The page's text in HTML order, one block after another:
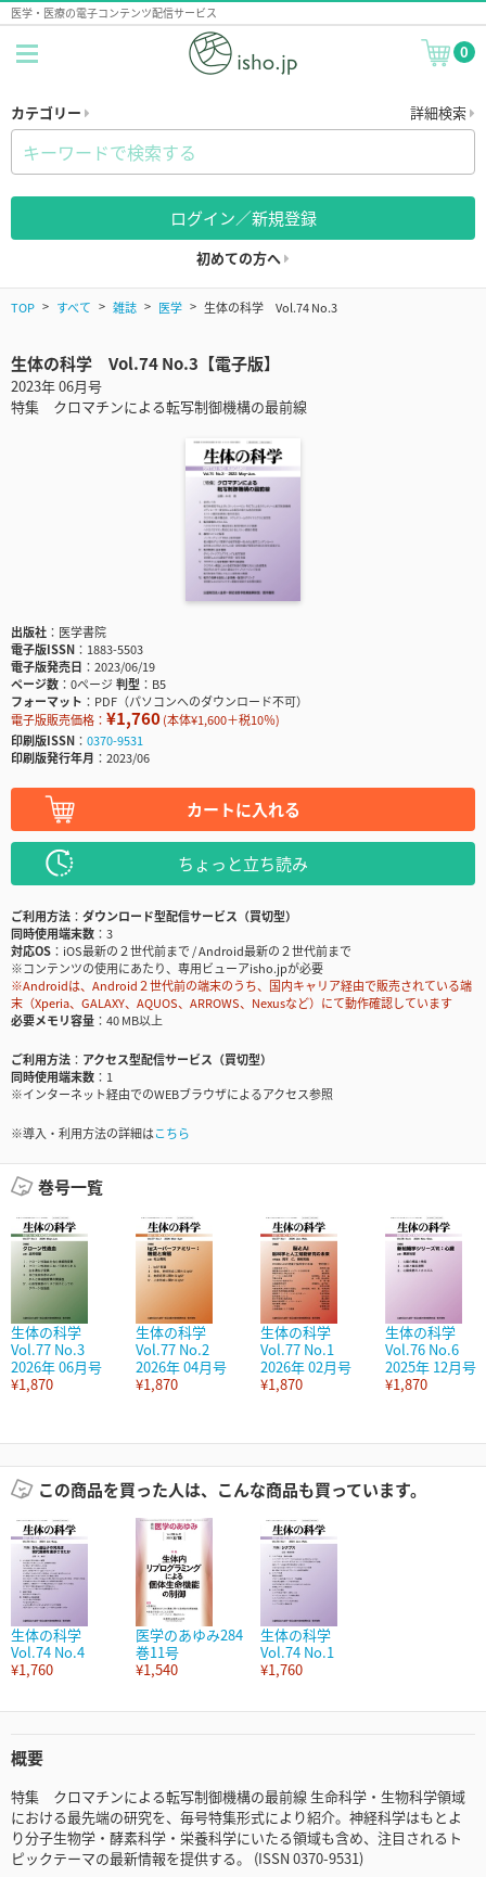
医学・医療の電子コンテンツ配信サービス
0
カテゴリー 詳細検索
ログイン／新規登録
初めての方へ
TOP すべて 雑誌 医学 生体の科学 Vol.74 No.3
生体の科学 Vol.74 No.3【電子版】
2023年 06月号
特集 クロマチンによる転写制御機構の最前線
出版社
医学書院
電子版ISSN
1883-5503
電子版発売日
2023/06/19
ページ数
0ページ判型
B5
フォーマット
PDF（パソコンへのダウンロード不可）
電子版販売価格： ¥1,760(本体¥1,600＋税10％)
印刷版ISSN
0370-9531
印刷版発行年月
2023/06
カートに入れる
ちょっと立ち読み
ご利用方法
ダウンロード型配信サービス（買切型）
同時使用端末数
3
対応OS
iOS最新の２世代前まで / Android最新の２世代前まで
※コンテンツの使用にあたり、専用ビューアisho.jpが必要
※Androidは、Android２世代前の端末のうち、国内キャリア経由で販売されている端
末（Xperia、GALAXY、AQUOS、ARROWS、Nexusなど）にて動作確認しています
必要メモリ容量
40 MB以上
ご利用方法
アクセス型配信サービス（買切型）
同時使用端末数
1
※インターネット経由でのWEBブラウザによるアクセス参照
※導入・利用方法の詳細はこちら
巻号一覧
生体の科学
Vol.77 No.3
2026年 06月号
¥1,870
生体の科学
Vol.77 No.2
2026年 04月号
¥1,870
生体の科学
Vol.77 No.1
2026年 02月号
¥1,870
生体の科学
Vol.76 No.6
2025年 12月号
¥1,870
この商品を買った人は、こんな商品も買っています。
生体の科学
Vol.74 No.4
¥1,760
医学のあゆみ284
巻11号
¥1,540
生体の科学
Vol.74 No.1
¥1,760
概要
特集 クロマチンによる転写制御機構の最前線 生命科学・生物科学領域
における最先端の研究を、毎号特集形式により紹介。神経科学はもとよ
り分子生物学・酵素科学・栄養科学にいたる領域も含め、注目されるト
ピックテーマの最新情報を提供する。 (ISSN 0370-9531)